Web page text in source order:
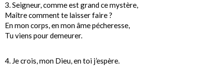
3. Seigneur, comme est grand ce mystère,
Maître comment te laisser faire ?
En mon corps, en mon âme pécheresse,
Tu viens pour demeurer.
4. Je crois, mon Dieu, en toi j’espère.